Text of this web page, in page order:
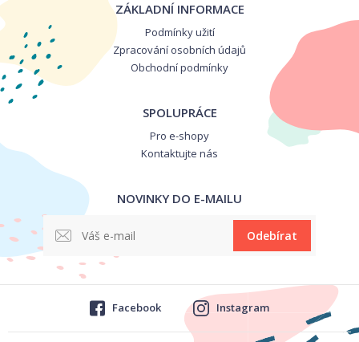
ZÁKLADNÍ INFORMACE
Podmínky užití
Zpracování osobních údajů
Obchodní podmínky
SPOLUPRÁCE
Pro e-shopy
Kontaktujte nás
NOVINKY DO E-MAILU
Odebírat
Facebook Instagram